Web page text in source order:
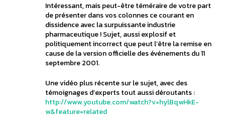
Intéressant, mais peut-être téméraire de votre part
de présenter dans vos colonnes ce courant en
dissidence avec la surpuissante industrie
pharmaceutique ! Sujet, aussi explosif et
politiquement incorrect que peut l’être la remise en
cause de la version officielle des événements du 11
septembre 2001.
Une vidéo plus récente sur le sujet, avec des
témoignages d’experts tout aussi déroutants :
http://www.youtube.com/watch?v=hylBqwHkE-
w&feature=related